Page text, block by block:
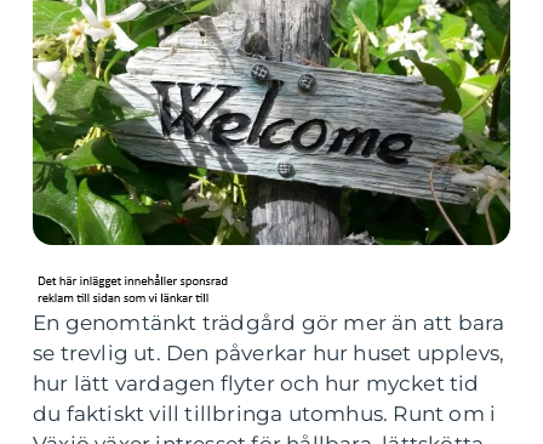
En genomtänkt trädgård gör mer än att bara
se trevlig ut. Den påverkar hur huset upplevs,
hur lätt vardagen flyter och hur mycket tid
du faktiskt vill tillbringa utomhus. Runt om i